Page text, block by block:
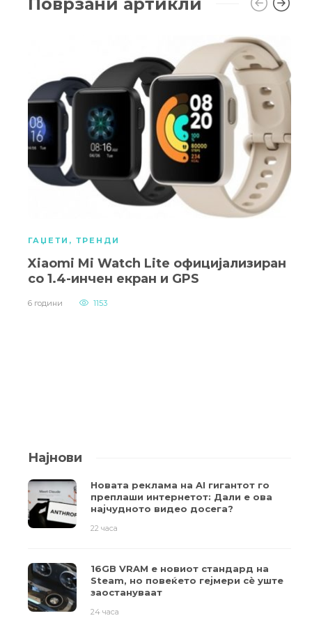
ГАЏЕТИ , ТРЕНДИ
Xiaomi Mi Watch Lite официјализиран
со 1.4-инчен екран и GPS
6 години 1153
Најнови
Новата реклама на AI гигантот го
преплаши интернетот: Дали е ова
најчудното видео досега?
22 часа
16GB VRAM е новиот стандард на
Steam, но повеќето гејмери ​​сè уште
заостануваат
24 часа